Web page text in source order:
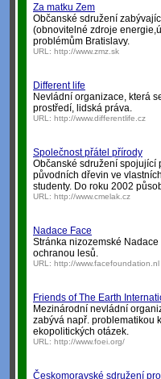
Za matku Zem
Občanské sdružení
(obnovitelné zdroje
problémům Bratislavy.
URL: http://www.zmz.sk
Different life
Nevládní organizace, která
prostředí, lidská práva.
URL: http://www.differentlife.cz
Společnost přátel přírody
Občanské sdružení spojující
původních dřevin ve
studenty. Do roku 2002
URL: http://www.cmelak.cz
Nadace Face
Stránka nizozemské
ochranou lesů.
URL: http://www.facefoundation.nl
Friends of The Earth
Mezinárodní nevládní
zabývá např. problematikou
ekopolitických otázek.
URL: http://www.foei.org/
Českomoravské sdružení